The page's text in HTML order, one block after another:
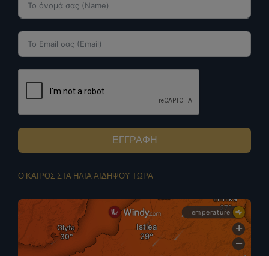
ΕΓΓΡΑΦΗ
Ο ΚΑΙΡΟΣ ΣΤΑ ΗΛΙΑ ΑΙΔΗΨΟΥ ΤΩΡΑ